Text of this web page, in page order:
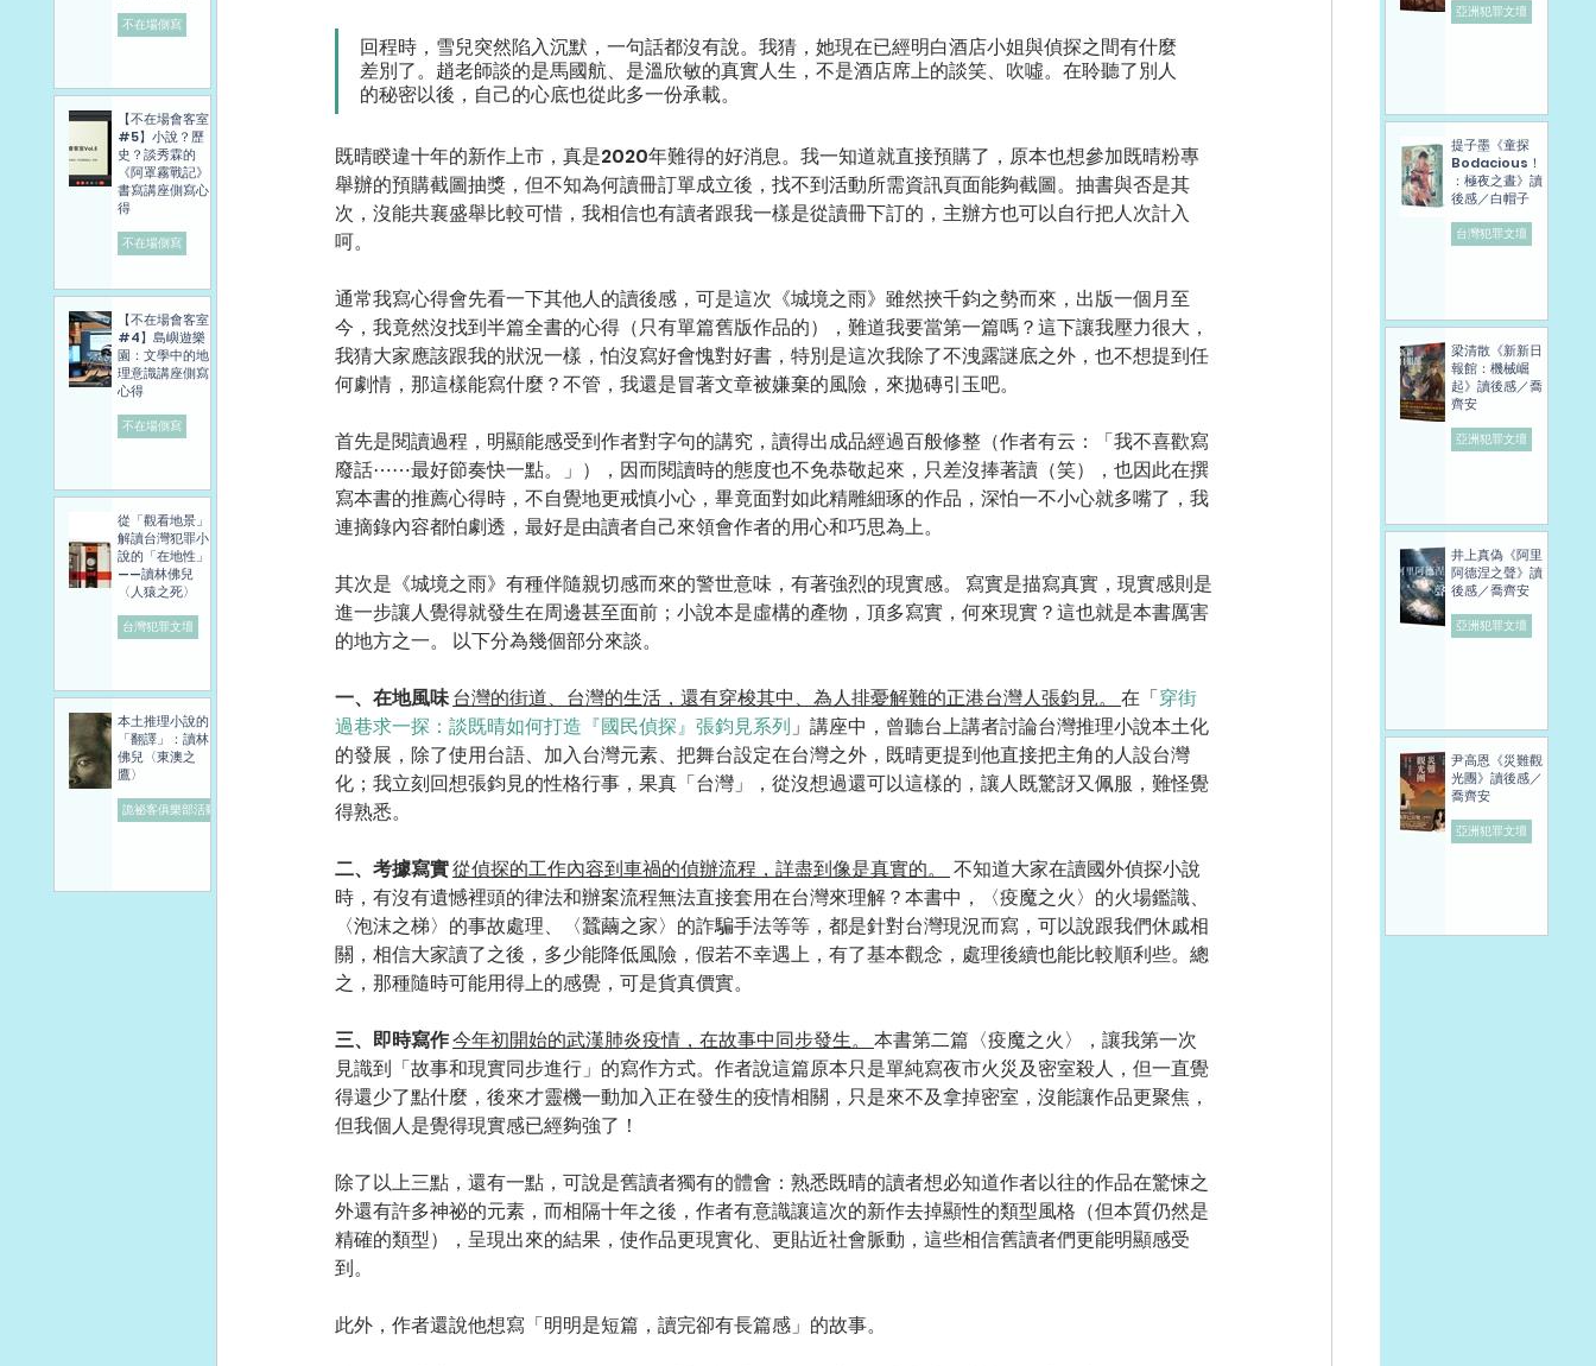
回程時，雪兒突然陷入沉默，一句話都沒有說。我猜，她現在已經明白酒店小姐與偵探之間有什麼
差別了。趙老師談的是馬國航、是溫欣敏的真實人生，不是酒店席上的談笑、吹噓。在聆聽了別人
的秘密以後，自己的心底也從此多一份承載。
既晴睽違十年的新作上市，真是2020年難得的好消息。我一知道就直接預購了，原本也想參加既晴粉專
舉辦的預購截圖抽獎，但不知為何讀冊訂單成立後，找不到活動所需資訊頁面能夠截圖。抽書與否是其
次，沒能共襄盛舉比較可惜，我相信也有讀者跟我一樣是從讀冊下訂的，主辦方也可以自行把人次計入
呵。
通常我寫心得會先看一下其他人的讀後感，可是這次《城境之雨》雖然挾千鈞之勢而來，出版一個月至
今，我竟然沒找到半篇全書的心得（只有單篇舊版作品的），難道我要當第一篇嗎？這下讓我壓力很大，
我猜大家應該跟我的狀況一樣，怕沒寫好會愧對好書，特別是這次我除了不洩露謎底之外，也不想提到任
何劇情，那這樣能寫什麼？不管，我還是冒著文章被嫌棄的風險，來拋磚引玉吧。
首先是閱讀過程，明顯能感受到作者對字句的講究，讀得出成品經過百般修整（作者有云：「我不喜歡寫
廢話⋯⋯最好節奏快一點。」），因而閱讀時的態度也不免恭敬起來，只差沒捧著讀（笑），也因此在撰
寫本書的推薦心得時，不自覺地更戒慎小心，畢竟面對如此精雕細琢的作品，深怕一不小心就多嘴了，我
連摘錄內容都怕劇透，最好是由讀者自己來領會作者的用心和巧思為上。
其次是《城境之雨》有種伴隨親切感而來的警世意味，有著強烈的現實感。 寫實是描寫真實，現實感則是
進一步讓人覺得就發生在周邊甚至面前；小說本是虛構的產物，頂多寫實，何來現實？這也就是本書厲害
的地方之一。 以下分為幾個部分來談。
一、在地風味 台灣的街道、台灣的生活，還有穿梭其中、為人排憂解難的正港台灣人張鈞見。 在「穿街
過巷求一探：談既晴如何打造『國民偵探』張鈞見系列 」講座中，曾聽台上講者討論台灣推理小說本土化
的發展，除了使用台語、加入台灣元素、把舞台設定在台灣之外，既晴更提到他直接把主角的人設台灣
化；我立刻回想張鈞見的性格行事，果真「台灣」，從沒想過還可以這樣的，讓人既驚訝又佩服，難怪覺
得熟悉。
二、考據寫實 從偵探的工作內容到車禍的偵辦流程，詳盡到像是真實的。
不知道大家在讀國外偵探小說
時，有沒有遺憾裡頭的律法和辦案流程無法直接套用在台灣來理解？本書中，〈疫魔之火〉的火場鑑識、
〈泡沫之梯〉的事故處理、〈蠶繭之家〉的詐騙手法等等，都是針對台灣現況而寫，可以說跟我們休戚相
關，相信大家讀了之後，多少能降低風險，假若不幸遇上，有了基本觀念，處理後續也能比較順利些。總
之，那種隨時可能用得上的感覺，可是貨真價實。
三、即時寫作 今年初開始的武漢肺炎疫情，在故事中同步發生。 本書第二篇〈疫魔之火〉，讓我第一次
見識到「故事和現實同步進行」的寫作方式。作者說這篇原本只是單純寫夜市火災及密室殺人，但一直覺
得還少了點什麼，後來才靈機一動加入正在發生的疫情相關，只是來不及拿掉密室，沒能讓作品更聚焦，
但我個人是覺得現實感已經夠強了！
除了以上三點，還有一點，可說是舊讀者獨有的體會：熟悉既晴的讀者想必知道作者以往的作品在驚悚之
外還有許多神祕的元素，而相隔十年之後，作者有意識讓這次的新作去掉顯性的類型風格（但本質仍然是
精確的類型），呈現出來的結果，使作品更現實化、更貼近社會脈動，這些相信舊讀者們更能明顯感受
到。
此外，作者還說他想寫「明明是短篇，讀完卻有長篇感」的故事。
不在場側寫
【不在場會客室
#5】小說？歷
史？談秀霖的
《阿罩霧戰記》
書寫講座側寫心
得
不在場側寫
【不在場會客室
#4】島嶼遊樂
園：文學中的地
理意識講座側寫
心得
不在場側寫
從「觀看地景」
解讀台灣犯罪小
說的「在地性」
——讀林佛兒
〈人猿之死〉
台灣犯罪文壇
本土推理小說的
「翻譯」：讀林
佛兒〈東澳之
鷹〉
詭祕客俱樂部活動
亞洲犯罪文壇
提子墨《童探
Bodacious！
：極夜之晝》讀
後感／白帽子
台灣犯罪文壇
梁清散《新新日
報館：機械崛
起》讀後感／喬
齊安
亞洲犯罪文壇
井上真偽《阿里
阿德涅之聲》讀
後感／喬齊安
亞洲犯罪文壇
尹高恩《災難觀
光團》讀後感／
喬齊安
亞洲犯罪文壇